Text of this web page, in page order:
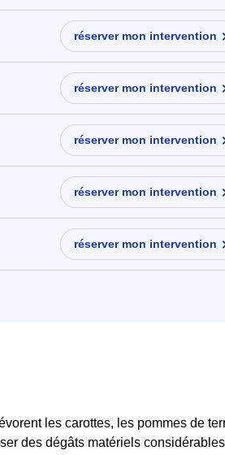
réserver mon intervention
réserver mon intervention
réserver mon intervention
réserver mon intervention
réserver mon intervention
les carottes, les pommes de
des dégâts matériels considérables